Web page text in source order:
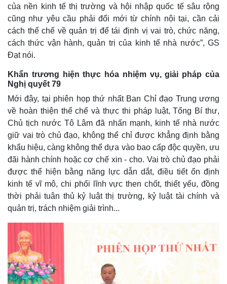
của nền kinh tế thị trường và hội nhập quốc tế sâu rộng
cũng như yêu cầu phải đổi mới từ chính nội tại, cần cải
cách thể chế về quản trị để tái định vị vai trò, chức năng,
cách thức vận hành, quản trị của kinh tế nhà nước”, GS
Đạt nói.
Khẩn trương hiện thực hóa nhiệm vụ, giải pháp của
Nghị quyết 79
Mới đây, tại phiên họp thứ nhất Ban Chỉ đạo Trung ương
về hoàn thiện thể chế và thực thi pháp luật, Tổng Bí thư,
Chủ tịch nước Tô Lâm đã nhấn mạnh, kinh tế nhà nước
giữ vai trò chủ đạo, không thể chỉ được khẳng định bằng
khẩu hiệu, càng không thể dựa vào bao cấp độc quyền, ưu
đãi hành chính hoặc cơ chế xin - cho. Vai trò chủ đạo phải
được thể hiện bằng năng lực dẫn dắt, điều tiết ổn định
kinh tế vĩ mô, chi phối lĩnh vực then chốt, thiết yếu, đồng
thời phải tuân thủ kỷ luật thị trường, kỷ luật tài chính và
quản trị, trách nhiệm giải trình...